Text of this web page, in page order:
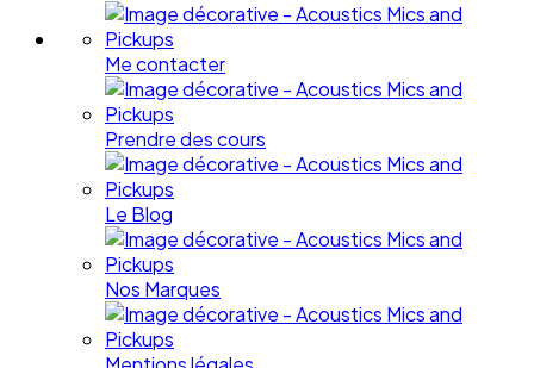
Me contacter
Prendre des cours
Le Blog
Nos Marques